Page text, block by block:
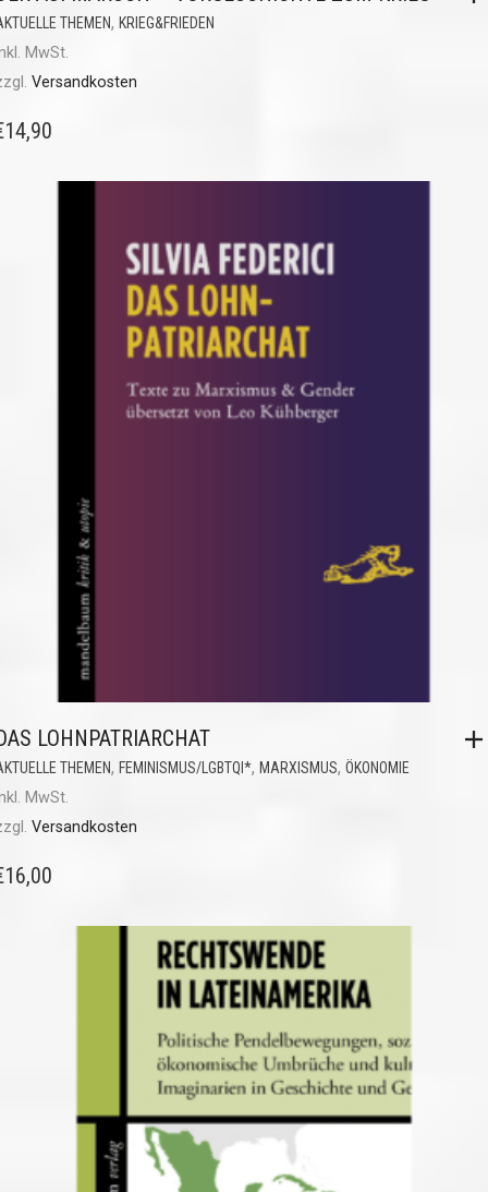
THEMEN, KRIEG&FRIEDEN
MwSt.
Versandkosten
14,90
LOHNPATRIARCHAT
THEMEN, FEMINISMUS/LGBTQI*, MARXISMUS, ÖKONOMIE
MwSt.
Versandkosten
16,00